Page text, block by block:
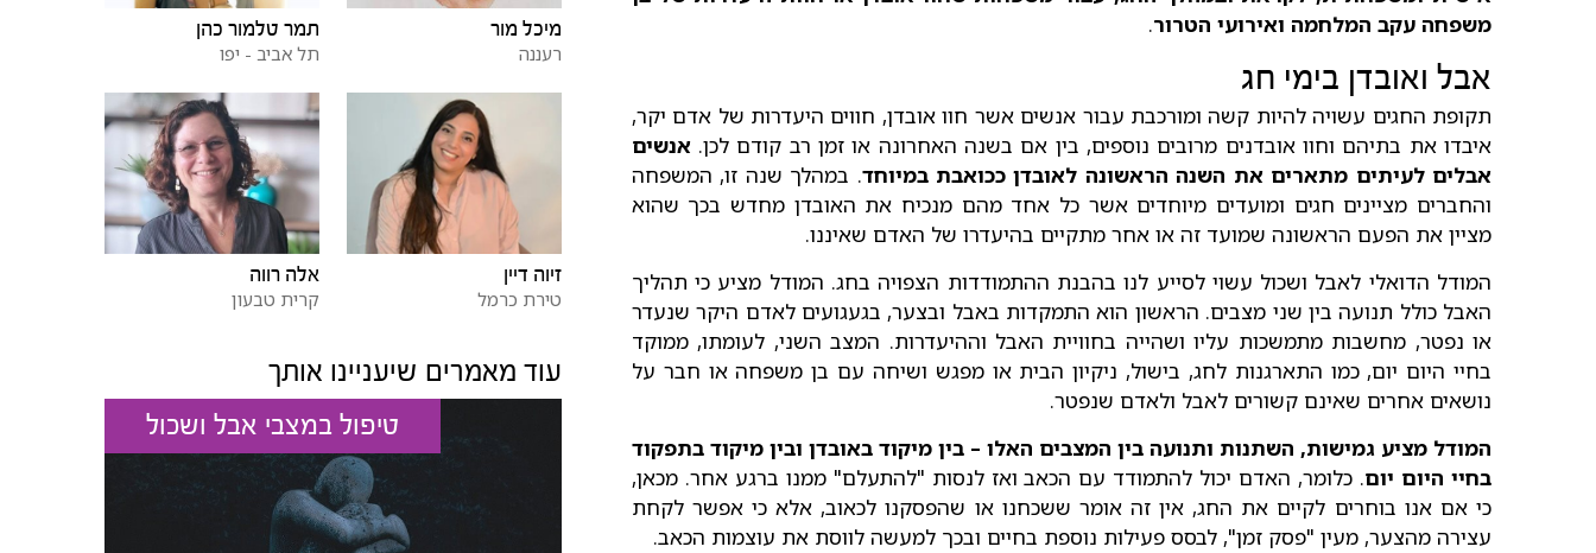
משפחה עקב המלחמה ואירועי הטרור.
אבל ואובדן בימי חג
תקופת החגים עשויה להיות קשה ומורכבת עבור אנשים אשר חוו אובדן, חווים היעדרות של אדם יקר,
איבדו את בתיהם וחוו אובדנים מרובים נוספים, בין אם בשנה האחרונה או זמן רב קודם לכן.אנשים
אבלים לעיתים מתארים את השנה הראשונה לאובדן ככואבת במיוחד. במהלך שנה זו, המשפחה
והחברים מציינים חגים ומועדים מיוחדים אשר כל אחד מהם מנכיח את האובדן מחדש בכך שהוא
מציין את הפעם הראשונה שמועד זה או אחר מתקיים בהיעדרו של האדם שאיננו.
המודל הדואלי לאבל ושכול עשוי לסייע לנו בהבנת ההתמודדות הצפויה בחג. המודל מציע כי תהליך
האבל כולל תנועה בין שני מצבים. הראשון הוא התמקדות באבל ובצער, בגעגועים לאדם היקר שנעדר
או נפטר, מחשבות מתמשכות עליו ושהייה בחוויית האבל וההיעדרות. המצב השני, לעומתו, ממוקד
בחיי היום יום, כמו התארגנות לחג, בישול, ניקיון הבית או מפגש ושיחה עם בן משפחה או חבר על
נושאים אחרים שאינם קשורים לאבל ולאדם שנפטר.
המודל מציע גמישות, השתנות ותנועה בין המצבים האלו – בין מיקוד באובדן ובין מיקוד בתפקוד
בחיי היום יום. כלומר, האדם יכול להתמודד עם הכאב ואז לנסות "להתעלם" ממנו ברגע אחר. מכאן,
כי אם אנו בוחרים לקיים את החג, אין זה אומר ששכחנו או שהפסקנו לכאוב, אלא כי אפשר לקחת
עצירה מהצער, מעין "פסק זמן", לבסס פעילות נוספת בחיים ובכך למעשה לווסת את עוצמות הכאב.
מיכל מור
רעננה
תמר טלמור כהן
תל אביב - יפו
זיוה דיין
טירת כרמל
אלה רווה
קרית טבעון
עוד מאמרים שיעניינו אותך
טיפול במצבי אבל ושכול